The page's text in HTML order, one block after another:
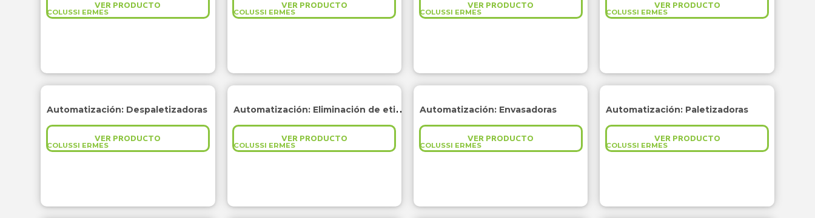
COLUSSI ERMES
VER PRODUCTO
COLUSSI ERMES
VER PRODUCTO
COLUSSI ERMES
VER PRODUCTO
COLUSSI ERMES
VER PRODUCTO
COLUSSI ERMES
Automatización: Despaletizadoras
VER PRODUCTO
COLUSSI ERMES
Automatización: Eliminación de etiquetas
VER PRODUCTO
COLUSSI ERMES
Automatización: Envasadoras
VER PRODUCTO
COLUSSI ERMES
Automatización: Paletizadoras
VER PRODUCTO